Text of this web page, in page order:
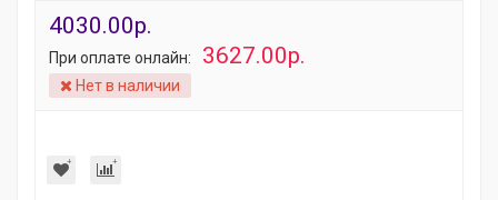
4030.00р.
При оплате онлайн: 3627.00р.
Нет в наличии